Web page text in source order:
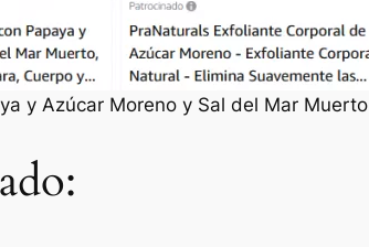
y Azúcar Moreno y Sal del Mar Muerto